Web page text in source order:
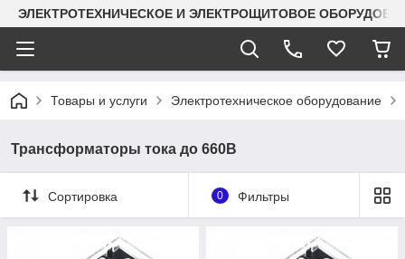
ЭЛЕКТРОТЕХНИЧЕСКОЕ И ЭЛЕКТРОЩИТОВОЕ
Товары и услуги Электротехническое оборудование
Трансформаторы тока до 660В
Сортировка 0 Фильтры